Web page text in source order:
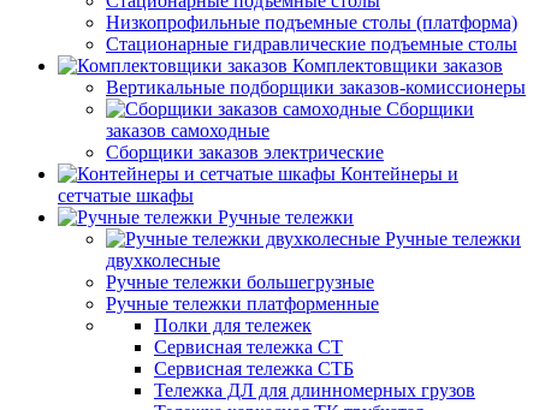
Низкопрофильные подъемные столы (платформа)
Стационарные гидравлические подъемные столы
Комплектовщики заказов
Вертикальные подборщики заказов-комиссионеры
Сборщики
заказов самоходные
Сборщики заказов электрические
Контейнеры и
сетчатые шкафы
Ручные тележки
Ручные тележки
двухколесные
Ручные тележки большегрузные
Ручные тележки платформенные
Полки для тележек
Сервисная тележка СТ
Сервисная тележка СТБ
Тележка ДЛ для длинномерных грузов